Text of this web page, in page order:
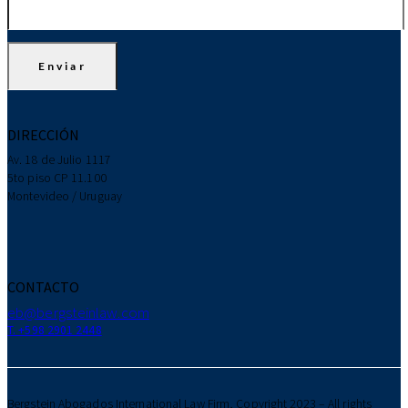
DIRECCIÓN
Av. 18 de Julio 1117
5to piso CP 11.100
Montevideo / Uruguay
CONTACTO
eb@bergsteinlaw.com
T. +598 2901 2448
Bergstein Abogados International Law Firm, Copyright 2023 – All rights